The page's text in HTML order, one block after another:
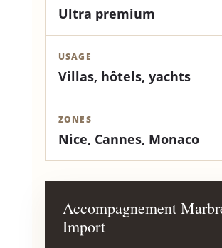
Ultra premium
USAGE
Villas, hôtels, yachts
ZONES
Nice, Cannes, Monaco
Accompagnement
Import